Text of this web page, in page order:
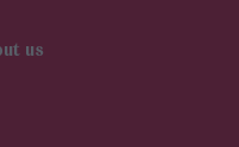
us